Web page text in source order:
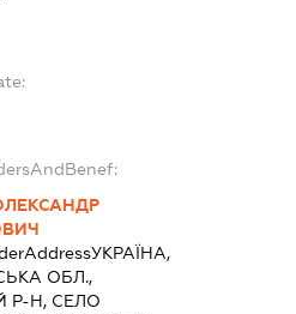
УКРАЇНА,
ОБЛ.,
Р-Н, СЕЛО